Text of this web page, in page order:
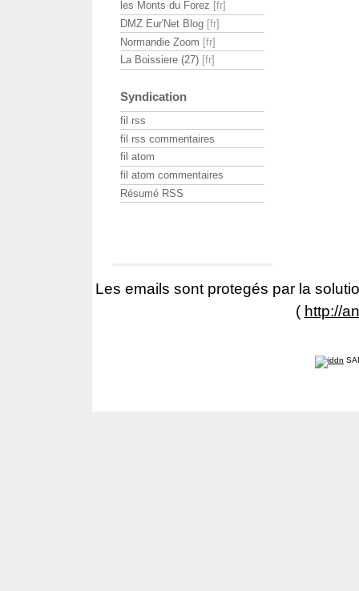
les Monts du Forez
DMZ Eur'Net Blog
Normandie Zoom
La Boissiere (27)
Syndication
fil rss
fil rss commentaires
fil atom
fil atom commentaires
Résumé RSS
Les emails sont protegés par la
( http://